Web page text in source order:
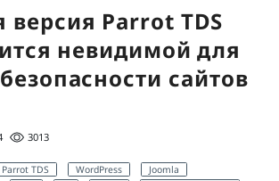
версия Parrot TDS
невидимой для
сайтов
3013
Parrot TDS WordPress
Joomla